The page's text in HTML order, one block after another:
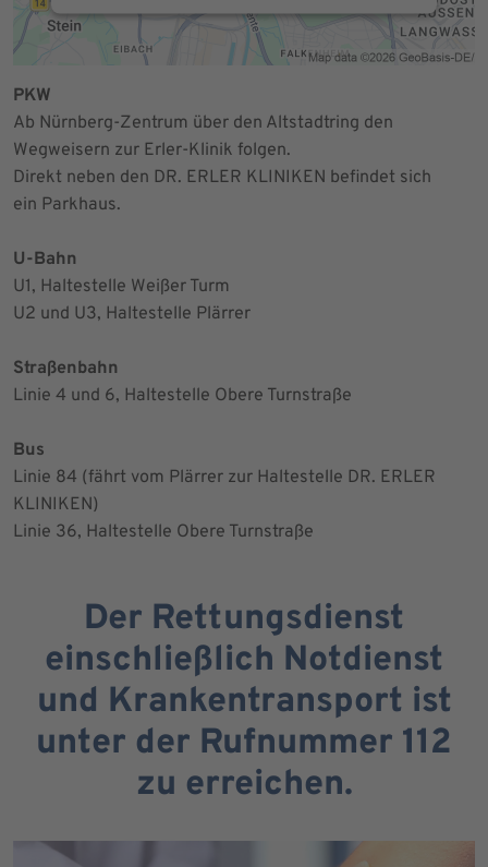
PKW
Ab Nürnberg-Zentrum über den Altstadtring den
Wegweisern zur Erler-Klinik folgen.
Direkt neben den DR. ERLER KLINIKEN befindet sich
ein Parkhaus.
U-Bahn
U1, Haltestelle Weißer Turm
U2 und U3, Haltestelle Plärrer
Straßenbahn
Linie 4 und 6, Haltestelle Obere Turnstraße
Bus
Linie 84 (fährt vom Plärrer zur Haltestelle DR. ERLER
KLINIKEN)
Linie 36, Haltestelle Obere Turnstraße
Der Rettungsdienst
einschließlich Notdienst
und Krankentransport ist
unter der Rufnummer 112
zu erreichen.